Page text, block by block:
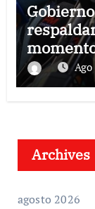
Ago
Archives
agosto 2026